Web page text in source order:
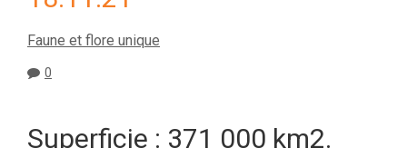
Faune et flore unique
0
Superficie : 371 000 km2.